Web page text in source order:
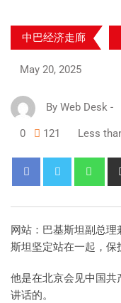
中巴经济走廊
May 20, 2025
By Web Desk -
0 121 Less
网站：巴基斯坦副总理
斯坦坚定站在一起，保
他是在北京会见中国共
讲话的。